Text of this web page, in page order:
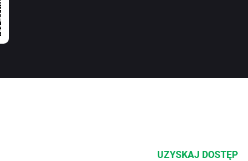
UZYSKAJ DOSTĘP